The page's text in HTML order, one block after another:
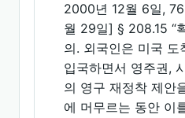
2000년 12월 6일,
월 29일] § 208.15 “
의. 외국인은 미국 도
입국하면서 영주권,
의 영구 재정착 제안
에 머무르는 동안 이